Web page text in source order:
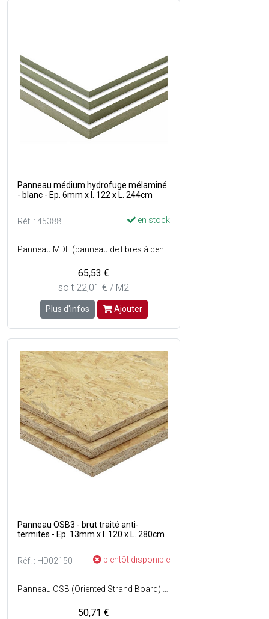
Panneau médium hydrofuge mélaminé
- blanc - Ep. 6mm x l. 122 x L. 244cm
Réf. : 45388 en stock
65,53 €
soit 22,01 € / M2
Plus d'infos Ajouter
Panneau OSB3 - brut traité anti-
termites - Ep. 13mm x l. 120 x L. 280cm
Réf. : HD02150 bientôt disponible
50,71 €